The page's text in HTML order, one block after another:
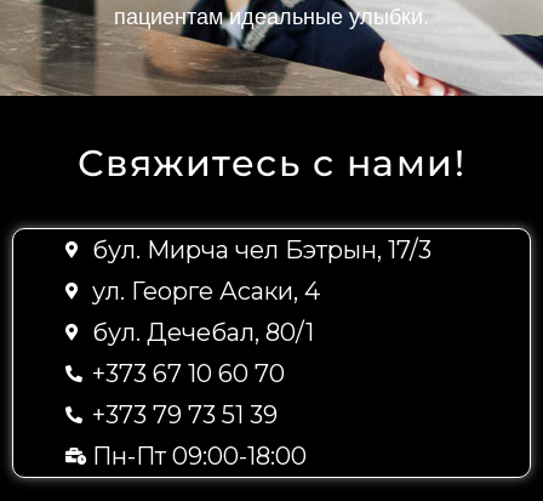
пациентам идеальные улыбки.
Свяжитесь с нами!
бул. Мирча чел Бэтрын, 17/3
ул. Георге Асаки, 4
бул. Дечебал, 80/1
+373 67 10 60 70
+373 79 73 51 39
Пн-Пт 09:00-18:00